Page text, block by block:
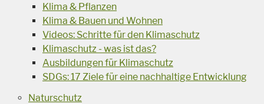
Klima & Pflanzen
Klima & Bauen und Wohnen
Videos: Schritte für den Klimaschutz
Klimaschutz - was ist das?
Ausbildungen für Klimaschutz
SDGs: 17 Ziele für eine nachhaltige Entwicklung
Naturschutz